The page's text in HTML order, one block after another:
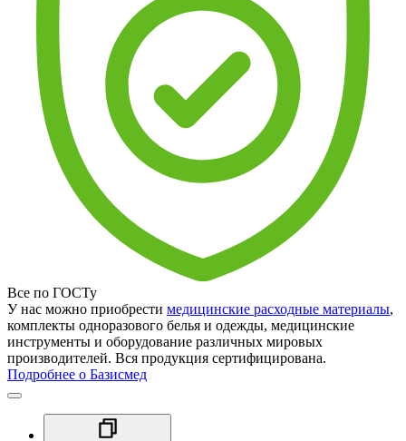
Все по ГОСТу
У нас можно приобрести медицинские расходные материалы,
комплекты одноразового белья и одежды, медицинские
инструменты и оборудование различных мировых
производителей. Вся продукция сертифицирована.
Подробнее о Базисмед